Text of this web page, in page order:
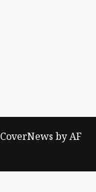
CoverNews by AF